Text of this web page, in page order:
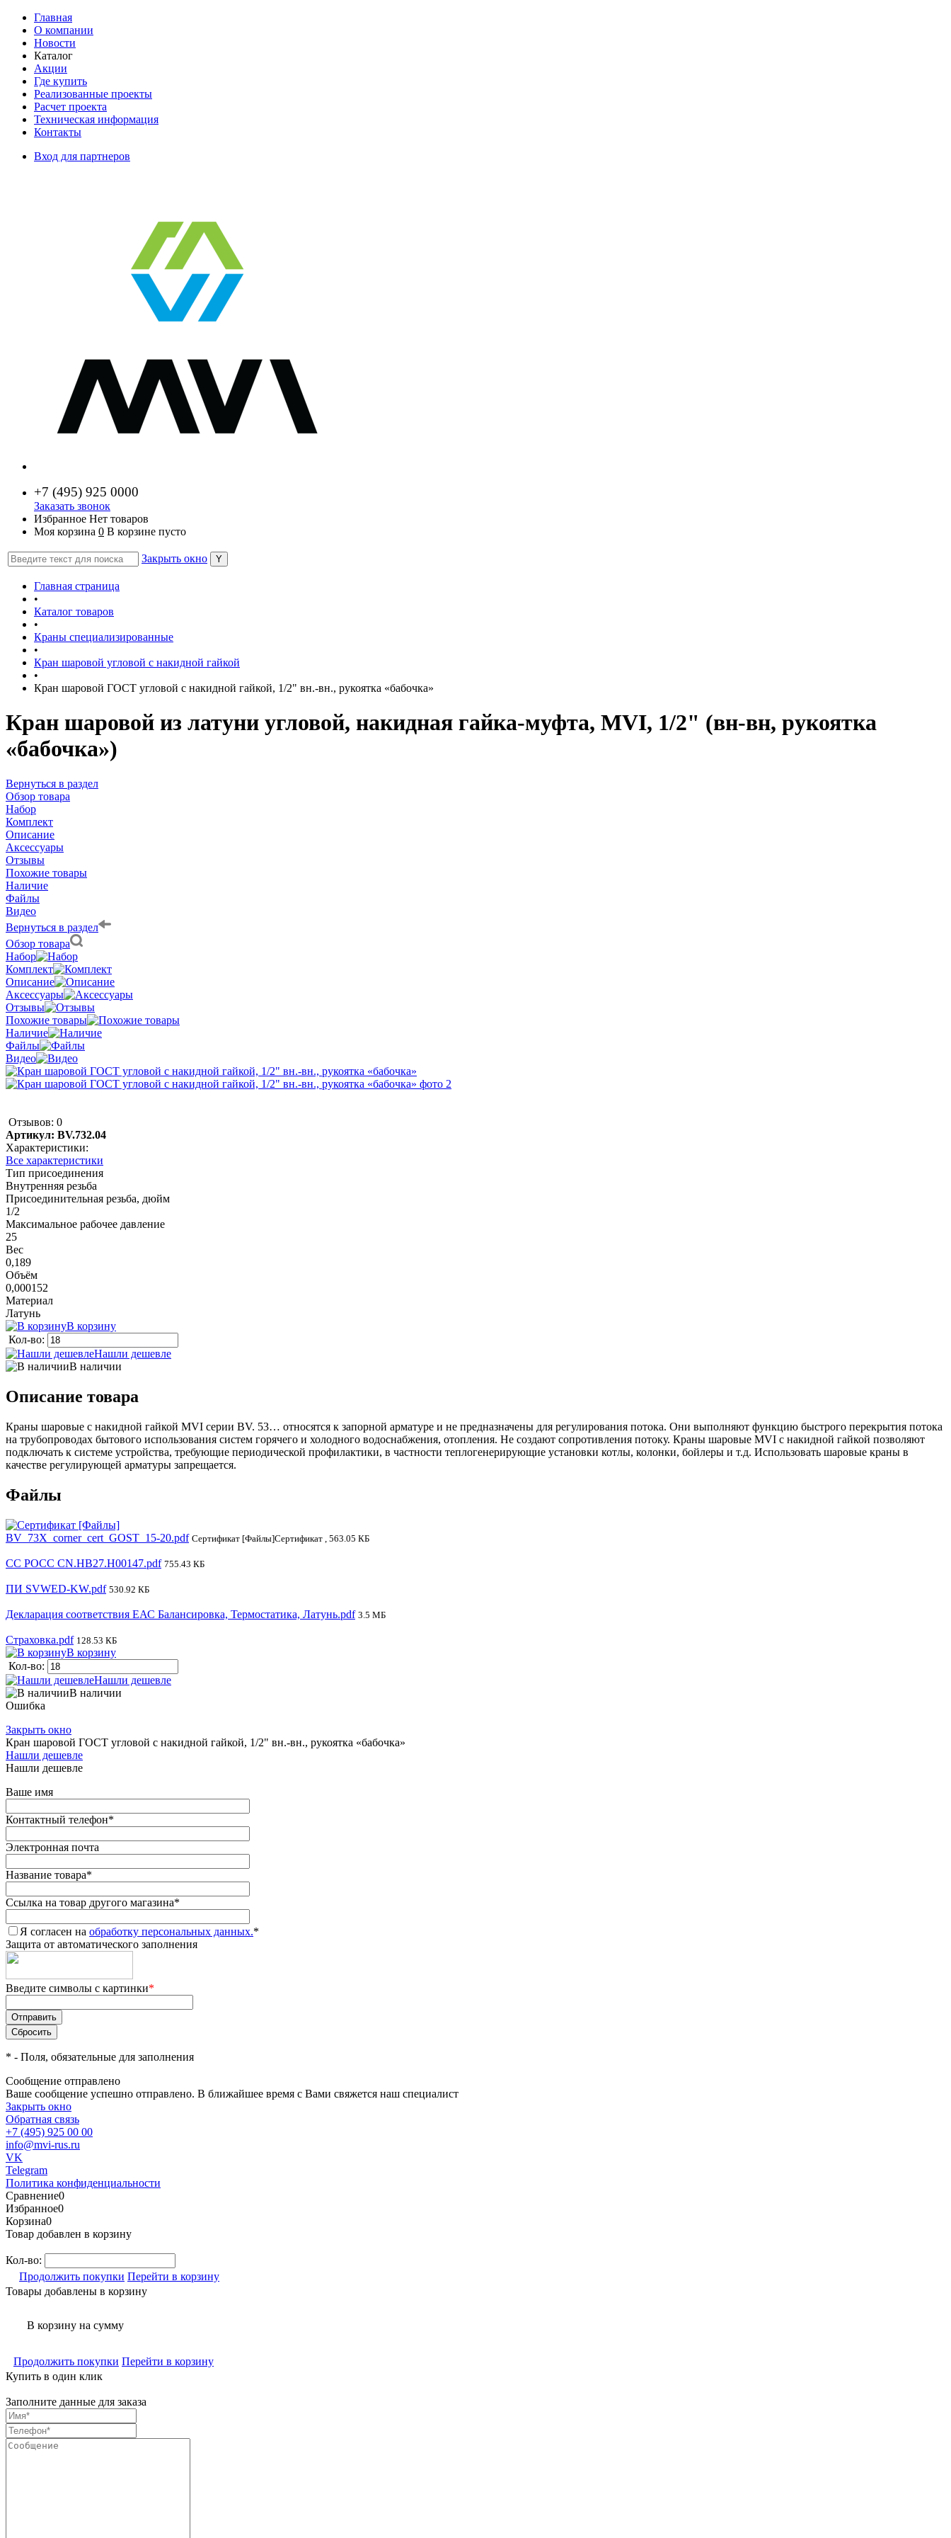
Главная
О компании
Новости
Каталог
Акции
Где купить
Реализованные проекты
Расчет проекта
Техническая информация
Контакты
Вход для партнеров
+7 (495) 925 0000
Заказать звонок
Избранное Нет товаров
Моя корзина 0 В корзине пусто
Закрыть окно
Главная страница
•
Каталог товаров
•
Краны специализированные
•
Кран шаровой угловой с накидной гайкой
•
Кран шаровой ГОСТ угловой с накидной гайкой, 1/2" вн.-вн., рукоятка «бабочка»
Кран шаровой из латуни угловой, накидная гайка-муфта, MVI, 1/2" (вн-вн, рукоятка
«бабочка»)
Вернуться в раздел
Обзор товара
Набор
Комплект
Описание
Аксессуары
Отзывы
Похожие товары
Наличие
Файлы
Видео
Вернуться в раздел
Обзор товара
Набор
Комплект
Описание
Аксессуары
Отзывы
Похожие товары
Наличие
Файлы
Видео
Отзывов: 0
Артикул: BV.732.04
Характеристики:
Все характеристики
Тип присоединения
Внутренняя резьба
Присоединительная резьба, дюйм
1/2
Максимальное рабочее давление
25
Вес
0,189
Объём
0,000152
Материал
Латунь
В корзину
Кол-во:
Нашли дешевле
В наличии
Описание товара
Краны шаровые с накидной гайкой MVI серии BV. 53… относятся к запорной арматуре и не предназначены для регулирования потока. Они выполняют функцию быстрого перекрытия потока
на трубопроводах бытового использования систем горячего и холодного водоснабжения, отопления. Не создают сопротивления потоку. Краны шаровые MVI с накидной гайкой позволяют
подключать к системе устройства, требующие периодической профилактики, в частности теплогенерирующие установки котлы, колонки, бойлеры и т.д. Использовать шаровые краны в
качестве регулирующей арматуры запрещается.
Файлы
BV_73X_corner_cert_GOST_15-20.pdf Сертификат [Файлы]Сертификат , 563.05 КБ
CC РОСС CN.HB27.H00147.pdf 755.43 КБ
ПИ SVWED-KW.pdf 530.92 КБ
Декларация соответствия ЕАС Балансировка, Термостатика, Латунь.pdf 3.5 МБ
Страховка.pdf 128.53 КБ
В корзину
Кол-во:
Нашли дешевле
В наличии
Ошибка
Закрыть окно
Кран шаровой ГОСТ угловой с накидной гайкой, 1/2" вн.-вн., рукоятка «бабочка»
Нашли дешевле
Нашли дешевле
Ваше имя
Контактный телефон*
Электронная почта
Название товара*
Ссылка на товар другого магазина*
Я согласен на обработку персональных данных.*
Защита от автоматического заполнения
Введите символы с картинки*
* - Поля, обязательные для заполнения
Сообщение отправлено
Ваше сообщение успешно отправлено. В ближайшее время с Вами свяжется наш специалист
Закрыть окно
Обратная связь
+7 (495) 925 00 00
info@mvi-rus.ru
VK
Telegram
Политика конфиденциальности
Сравнение0
Избранное0
Корзина0
Товар добавлен в корзину
Кол-во:
Продолжить покупки Перейти в корзину
Товары добавлены в корзину
В корзину на сумму
Продолжить покупки Перейти в корзину
Купить в один клик
Заполните данные для заказа